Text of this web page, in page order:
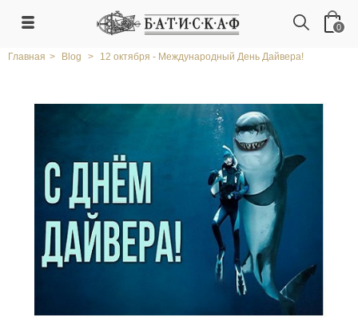
0
Главная > Blog > 12 октября - Международный День Дайвера!